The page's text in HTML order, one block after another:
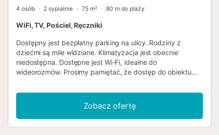
4 osób 2 sypialnie 75 m² 80 m do plaży
WiFi, TV, Pościel, Ręczniki
Dostępny jest bezpłatny parking na ulicy. Rodziny z
dziećmi są mile widziane. Klimatyzacja jest obecnie
niedostępna. Dostępne jest Wi-Fi, idealne do
wideorozmów. Prosimy pamiętać, że dostęp do obiektu
odpowiednie dla osób o ograniczonej sprawności ruchowej
lub z ciężkim bagażem. Łazienka została w pełni
odnowiona z brodzikiem prysznicowym z żywicy,
oświetleniem LED i ściennymi płytkami porcelanowymi z
Zobacz ofertę